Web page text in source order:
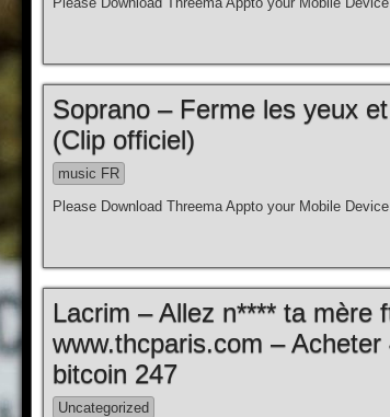
Soprano – Ferme les yeux
(Clip officiel)
music FR
Please Download Threema Appto your Mobile
Lacrim – Allez n**** ta mère
www.thcparis.com –
bitcoin 247
Uncategorized